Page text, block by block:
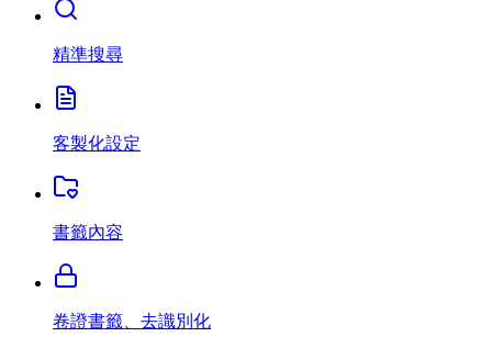
精準搜尋
客製化設定
書籤內容
卷證書籤、去識別化